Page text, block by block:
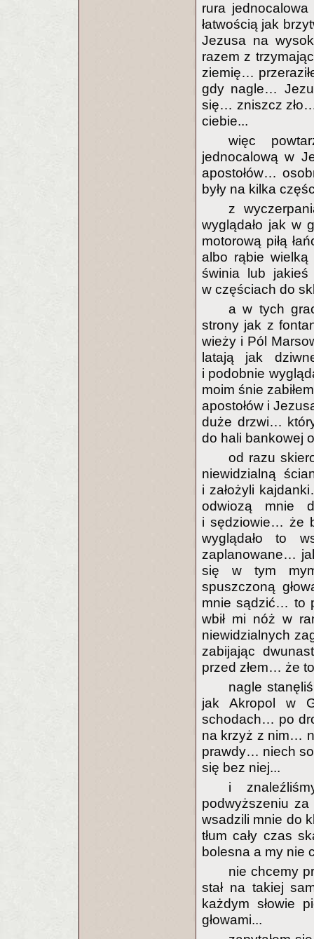
rura
łatwością jak
Jezusa na
razem z
ziemię…
gdy nagle…
się… zniszcz
ciebie...
więc
jednocalową w
apostołów…
były na kilka
z
wyglądało jak w
motorową piłą
albo rąbie
świnia lub
w częściach do
a w tych
strony jak z
wieży i Pól
latają jak
i podobnie
moim śnie
apostołów i
duże drzwi…
do hali bankowej
od razu
niewidzialną
i założyli
odwiozą mnie
i sędziowie… że
wyglądało to
zaplanowane…
się w tym
spuszczoną
mnie sądzić… to
wbił mi nóż w
niewidzialnych
zabijając
przed złem… że
nagle
jak Akropol w
schodach… po
na krzyż z nim…
prawdy… niech
się bez niej...
i
podwyższeniu za
wsadzili mnie do
tłum cały czas
bolesna a my nie
nie chcemy
stał na takiej
każdym słowie
głowami...